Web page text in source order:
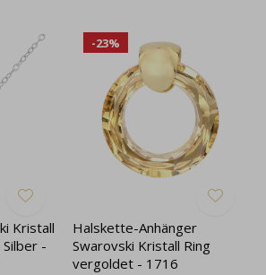
Kristall
-
-23%
Halskette-Anhänger
Swarovski Kristall Ring
vergoldet - 1716